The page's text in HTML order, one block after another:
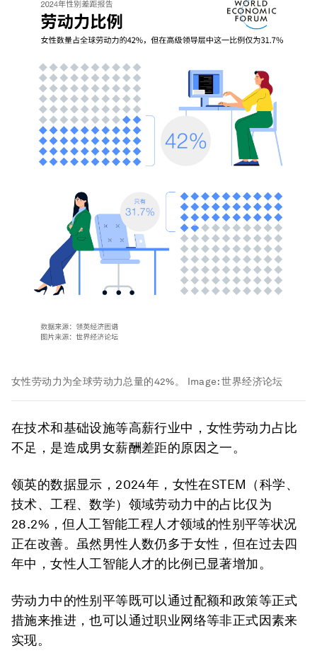
女性劳动力为全球劳动力总量的42%。 Image:世界经济论坛
在技术和基础设施等高薪行业中，女性劳动力占比
不足，是造成男女薪酬差距的原因之一。
领英的数据显示，2024年，女性在STEM（科学、
技术、工程、数学）领域劳动力中的占比仅为
28.2%，但人工智能工程人才领域的性别平等状况
正在改善。虽然男性人数仍多于女性，但在过去四
年中，女性人工智能人才的比例已显著增加。
劳动力中的性别平等既可以通过配额和政策等正式
措施来推进，也可以通过职业网络等非正式因素来
实现。